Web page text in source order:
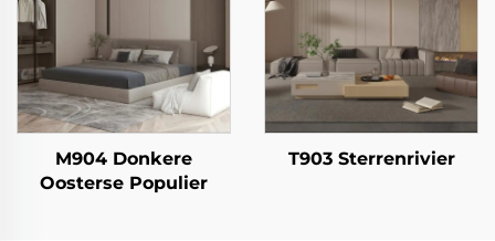
M904 Donkere
Oosterse Populier
T903 Sterrenrivier